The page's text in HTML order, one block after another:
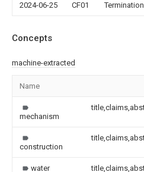
2024-06-25 CF01
Concepts
machine-extracted
Name
mechanism
construction
water